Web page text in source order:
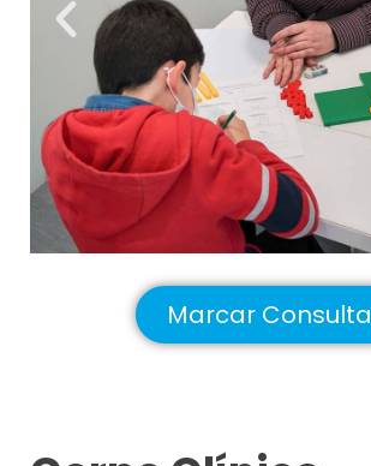
Marcar Consulta